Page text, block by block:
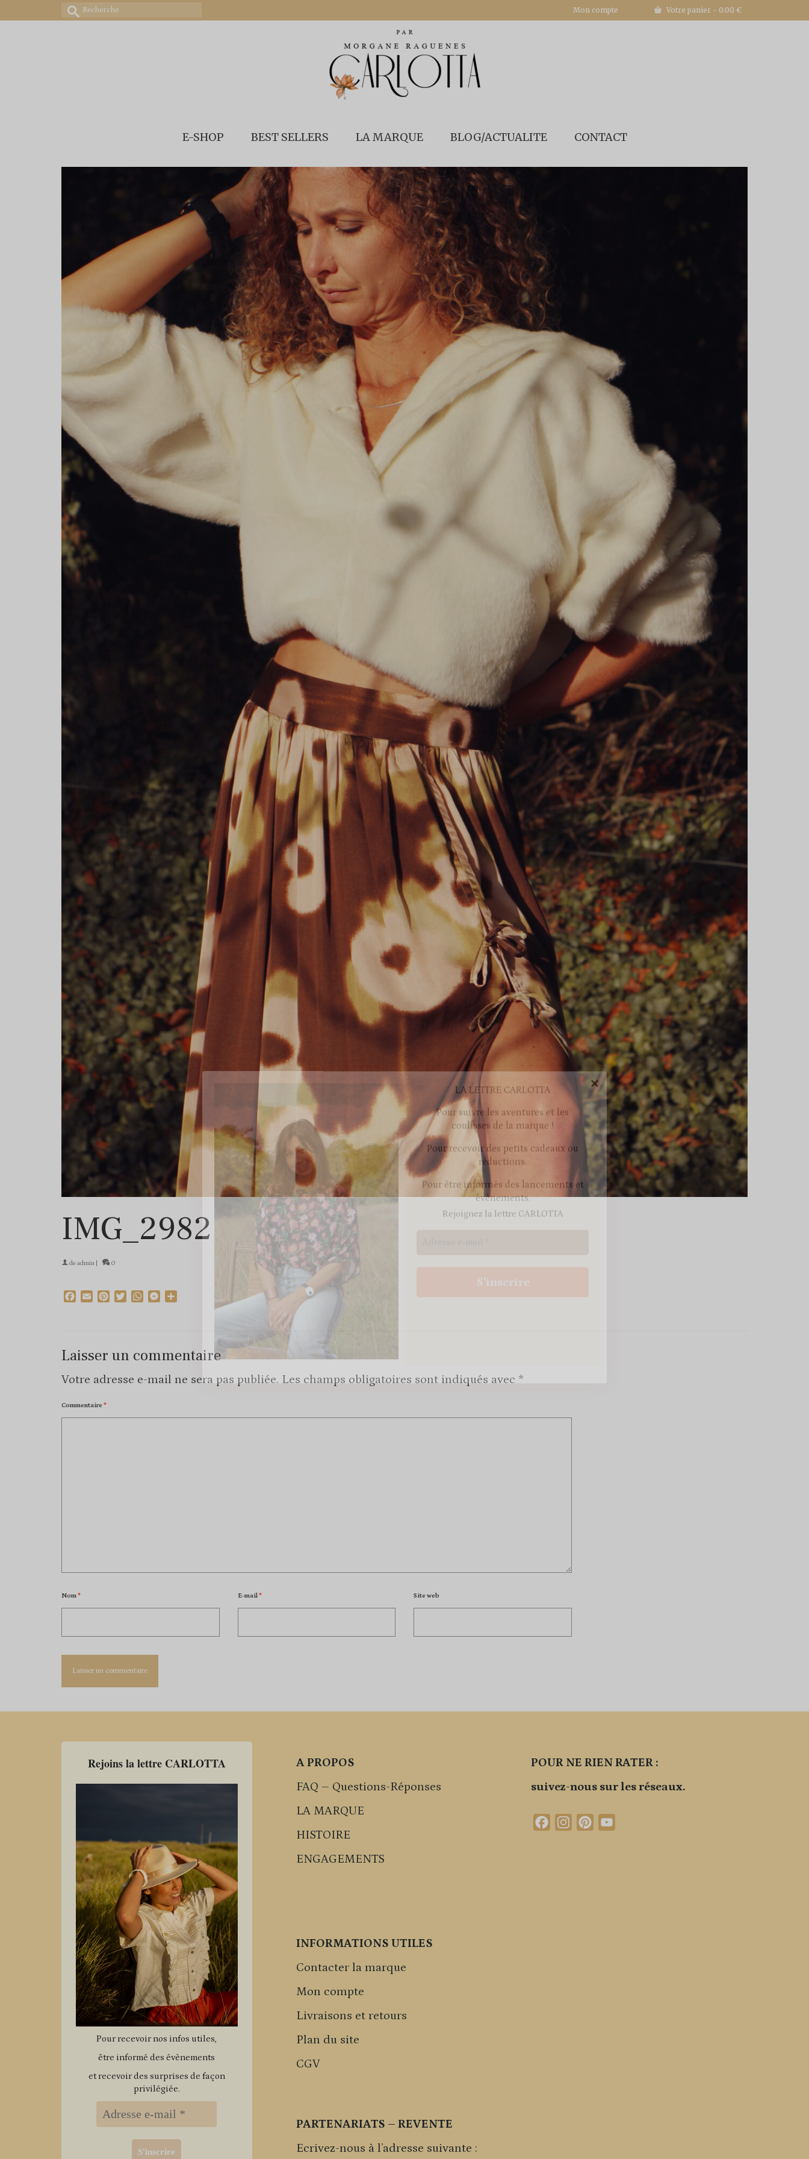
Mon compte Votre panier - 0.00 €
Rechercher :
E-SHOP BEST SELLERS LA MARQUE BLOG/ACTUALITE CONTACT
IMG_2982
deadmin 0
LA LETTRE CARLOTTA
Pour suivre les aventures et les
coulisses de la marque
Pour recevoir des petits cadeaux ou
réductions.
Pour être informés des lancements et
évènements.
Rejoignez la lettre CARLOTTA
Facebook
EmailPinterestTwitterWhatsAppMessenger
Laisser un commentaire
Votre adresse e-mail ne sera pas publiée. Les champs obligatoires sont indiqués avec *
Commentaire *
Nom* E-mail* Site web
Rejoins la lettre CARLOTTA
Pour recevoir nos infos utiles,
être informé des évènements
et recevoir des surprises de façon
privilégiée.
A PROPOS
FAQ – Questions-Réponses
LA MARQUE
HISTOIRE
ENGAGEMENTS
INFORMATIONS UTILES
Contacter la marque
Mon compte
Livraisons et retours
Plan du site
CGV
PARTENARIATS – REVENTE
Ecrivez-nous à l’adresse suivante :
POUR NE RIEN RATER :
suivez-nous sur les réseaux.
FacebookInstagramPinterest